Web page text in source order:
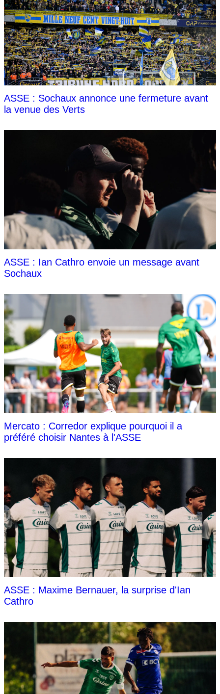
ASSE : Sochaux annonce une fermeture avant
la venue des Verts
ASSE : Ian Cathro envoie un message avant
Sochaux
Mercato : Corredor explique pourquoi il a
préféré choisir Nantes à l'ASSE
ASSE : Maxime Bernauer, la surprise d'Ian
Cathro